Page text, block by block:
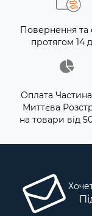
Повернення та
протягом 14
Оплата
Миттєва
на товари від